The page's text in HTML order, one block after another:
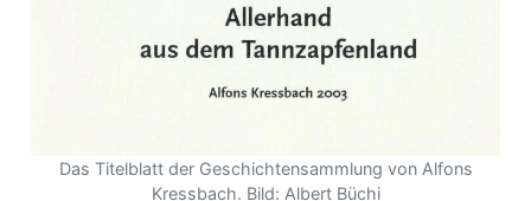
Das Titelblatt der Geschichtensammlung von Alfons
Kressbach. Bild: Albert Büchi